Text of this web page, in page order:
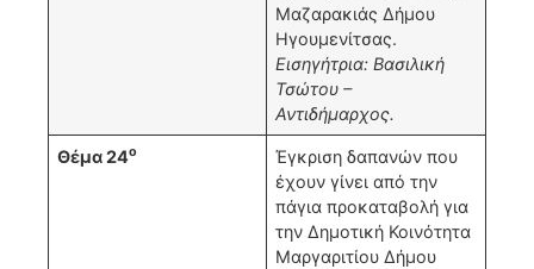
Μαζαρακιάς Δήμου
Ηγουμενίτσας.
Εισηγήτρια: Βασιλική
Τσώτου –
Αντιδήμαρχος.
Θέμα 24ο
Έγκριση δαπανών που
έχουν γίνει από την
πάγια προκαταβολή για
την Δημοτική Κοινότητα
Μαργαριτίου Δήμου